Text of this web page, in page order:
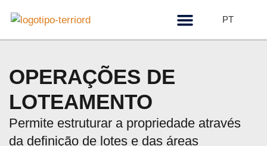
PT
OPERAÇÕES DE
LOTEAMENTO
Permite estruturar a propriedade através
da definição de lotes e das áreas